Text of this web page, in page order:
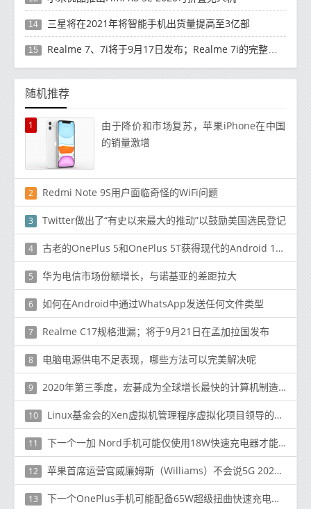
14 三星将在2021年将智能手机出货量提高至3亿部
15 Realme 7、7i将于9月17日发布；Realme 7i的完整规格并导致泄漏
随机推荐
1
由于降价和市场复苏，苹果iPhone在中国
的销量激增
2 Redmi Note 9S用户面临奇怪的WiFi问题
3 Twitter做出了“有史以来最大的推动”以鼓励美国选民登记
4 古老的OnePlus 5和OnePlus 5T获得现代的Android 10好东西
5 华为电信市场份额增长，与诺基亚的差距拉大
6 如何在Android中通过WhatsApp发送任何文件类型
7 Realme C17规格泄漏；将于9月21日在孟加拉国发布
8 电脑电源供电不足表现，哪些方法可以完美解决呢
9 2020年第三季度，宏碁成为全球增长最快的计算机制造商
10 Linux基金会的Xen虚拟机管理程序虚拟化项目领导的一项工作
11 下一个一加 Nord手机可能仅使用18W快速充电器才能启动
12 苹果首席运营官威廉姆斯（Williams）不会说5G 2020 iPhone 12型号是否会迟到
13 下一个OnePlus手机可能配备65W超级扭曲快速充电支持